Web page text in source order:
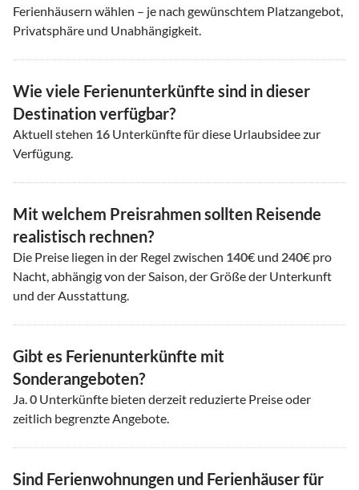
Ferienhäusern wählen – je nach gewünschtem Platzangebot,
Privatsphäre und Unabhängigkeit.
Wie viele Ferienunterkünfte sind in dieser
Destination verfügbar?
Aktuell stehen 16 Unterkünfte für diese Urlaubsidee zur
Verfügung.
Mit welchem Preisrahmen sollten Reisende
realistisch rechnen?
Die Preise liegen in der Regel zwischen 140€ und 240€ pro
Nacht, abhängig von der Saison, der Größe der Unterkunft
und der Ausstattung.
Gibt es Ferienunterkünfte mit
Sonderangeboten?
Ja.0 Unterkünfte bieten derzeit reduzierte Preise oder
zeitlich begrenzte Angebote.
Sind Ferienwohnungen und Ferienhäuser für